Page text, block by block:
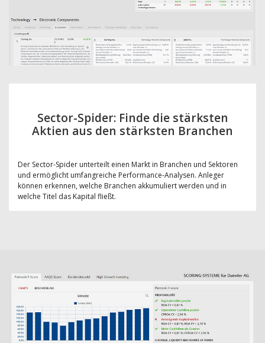
Sector-Spider: Finde die stärksten
Aktien aus den stärksten Branchen
Der Sector-Spider unterteilt einen Markt in Branchen und Sektoren
und ermöglicht umfangreiche Performance-Analysen. Anleger
können erkennen, welche Branchen akkumuliert werden und in
welche Titel das Kapital fließt.